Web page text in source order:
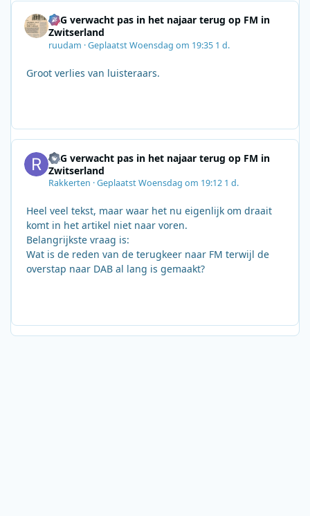
SRG verwacht pas in het najaar terug op FM in
Zwitserland
ruudam ·GeplaatstWoensdag om 19:35 1 d.
Groot verlies van luisteraars.
SRG verwacht pas in het najaar terug op FM in
Zwitserland
Rakkerten ·GeplaatstWoensdag om 19:12 1 d.
Heel veel tekst, maar waar het nu eigenlijk om draait
komt in het artikel niet naar voren.
Belangrijkste vraag is:
Wat is de reden van de terugkeer naar FM terwijl de
overstap naar DAB al lang is gemaakt?